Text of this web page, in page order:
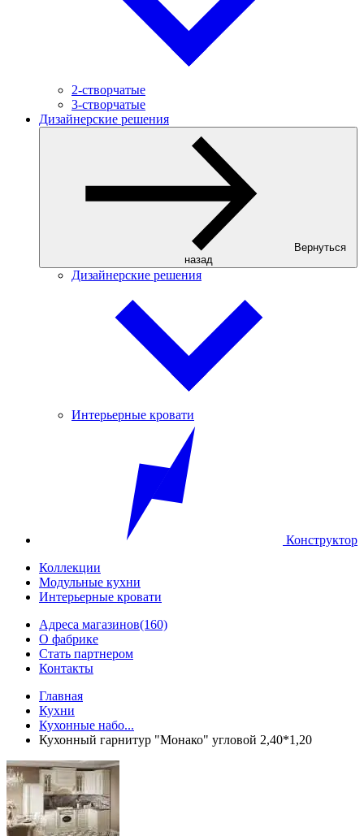
2-створчатые
3-створчатые
Дизайнерские решения
Вернуться
назад
Дизайнерские решения
Интерьерные кровати
Конструктор
Коллекции
Модульные кухни
Интерьерные кровати
Адреса магазинов(160)
О фабрике
Стать партнером
Контакты
Главная
Кухни
Кухонные набо...
Кухонный гарнитур "Монако" угловой 2,40*1,20